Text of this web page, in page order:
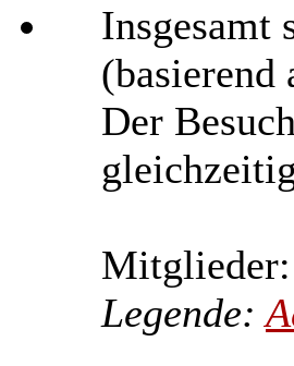
Insgesamt
(basierend
Der
Mitglieder:
Legende: